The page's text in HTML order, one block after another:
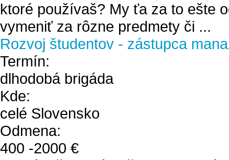
ktoré používaš? My ťa za to ešte
vymeniť za rôzne predmety či ...
Rozvoj študentov - zástupca
Termín:
dlhodobá brigáda
Kde:
celé Slovensko
Odmena:
400 -2000 €